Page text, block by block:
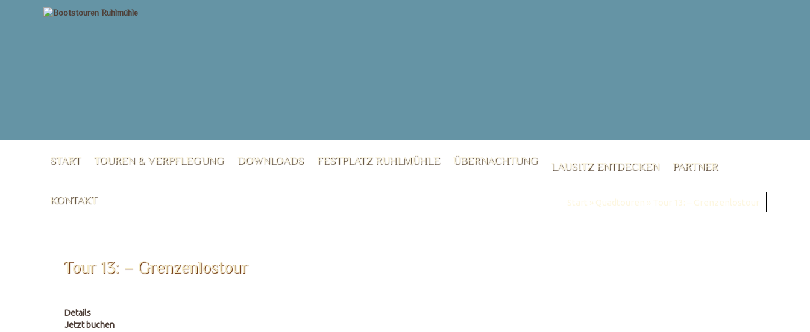
START TOUREN & VERPFLEGUNG DOWNLOADS FESTPLATZ RUHLMÜHLE ÜBERNACHTUNG LAUSITZ ENTDECKEN PARTNER
KONTAKT Start » Quadtouren » Tour 13: – Grenzenlostour
Tour 13: – Grenzenlostour
Details
Jetzt buchen